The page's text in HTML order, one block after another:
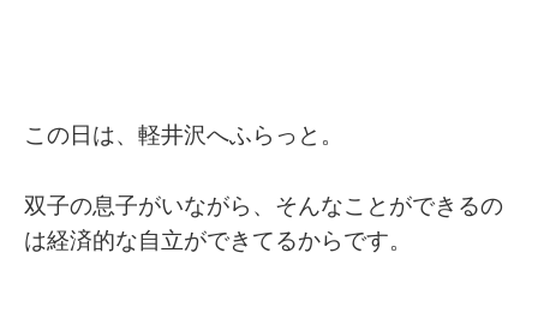
この日は、軽井沢へふらっと。
双子の息子がいながら、そんなことができるの
は経済的な自立ができてるからです。